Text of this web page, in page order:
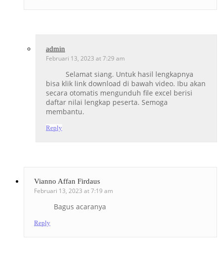
admin
Februari 13, 2023 at 7:29 am
Selamat siang. Untuk hasil lengkapnya
bisa klik link download di bawah video. Ibu akan
secara otomatis mengunduh file excel berisi
daftar nilai lengkap peserta. Semoga
membantu.
Reply
Vianno Affan Firdaus
Februari 13, 2023 at 7:19 am
Bagus acaranya
Reply